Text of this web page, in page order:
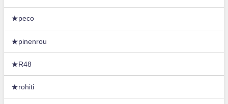
★peco
★pinenrou
★R48
★rohiti